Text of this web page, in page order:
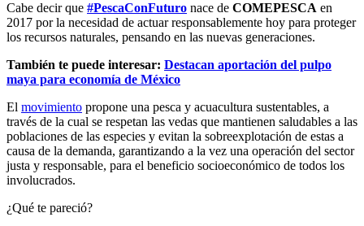
Cabe decir que #PescaConFuturo nace de COMEPESCA en
2017 por la necesidad de actuar responsablemente hoy para proteger
los recursos naturales, pensando en las nuevas generaciones.
También te puede interesar: Destacan aportación del pulpo
maya para economía de México
El movimiento propone una pesca y acuacultura sustentables, a
través de la cual se respetan las vedas que mantienen saludables a las
poblaciones de las especies y evitan la sobreexplotación de estas a
causa de la demanda, garantizando a la vez una operación del sector
justa y responsable, para el beneficio socioeconómico de todos los
involucrados.
¿Qué te pareció?